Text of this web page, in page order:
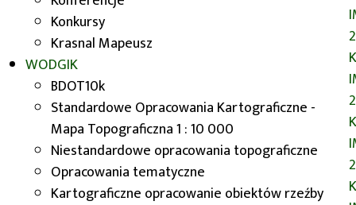
Konkursy
Krasnal Mapeusz
WODGIK
BDOT10k
Standardowe Opracowania Kartograficzne -
Mapa Topograficzna 1 : 10 000
Niestandardowe opracowania topograficzne
Opracowania tematyczne
Kartograficzne opracowanie obiektów rzeźby
Wrocławski GISDay 2021
W dniach 17 – 18 listopada 2021 odbył
się VIII wrocławski GISDay,
organizowany w ramach
Międzynarodowego Dnia Systemów
Informacji Geograficznej, w którym
czynny udział brałWydział Geodezji i